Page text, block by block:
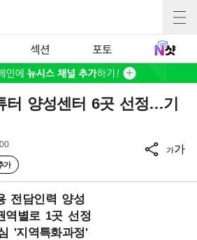
섹션 포토
터 양성센터 6곳 선정…기
가
가가
전담인력 양성
역별로 1곳 선정
'지역특화과정'